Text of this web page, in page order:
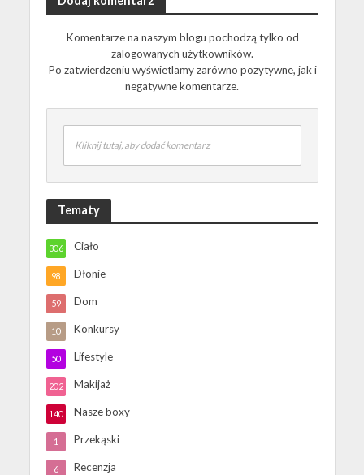
Komentarze na naszym blogu pochodzą tylko od
zalogowanych użytkowników.
Po zatwierdzeniu wyświetlamy zarówno pozytywne, jak i
negatywne komentarze.
Kliknij tutaj, aby dodać komentarz
Tematy
Ciało
306
Dłonie
98
Dom
59
Konkursy
10
Lifestyle
50
Makijaż
202
Nasze boxy
140
Przekąski
1
Recenzja
6